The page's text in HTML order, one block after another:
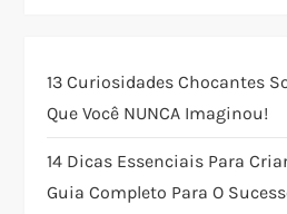
ç
ã
o
13 Curiosidades Chocantes
Que Você NUNCA Imaginou!
14 Dicas Essenciais Para
Guia Completo Para O